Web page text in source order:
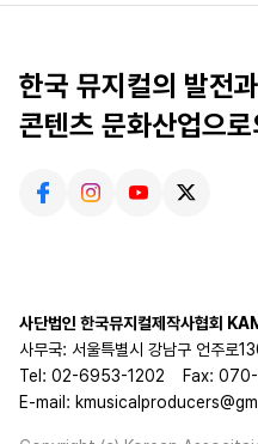
한국 뮤지컬의 발전과
콘텐츠 문화산업으
사단법인 한국뮤지컬제작사협회
사무국: 서울특별시 강남구 언주로
Tel: 02-6953-1202
Fax:
E-mail: